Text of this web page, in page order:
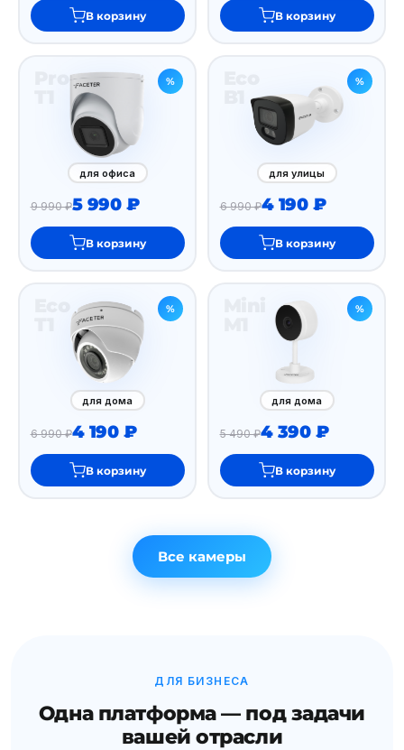
В корзину В корзину
%
для офиса
9 990 ₽5 990 ₽
В корзину
%
для улицы
6 990 ₽4 190 ₽
В корзину
%
для дома
6 990 ₽4 190 ₽
В корзину
%
для дома
5 490 ₽4 390 ₽
В корзину
Все камеры
ДЛЯ БИЗНЕСА
Одна платформа — под задачи
вашей отрасли